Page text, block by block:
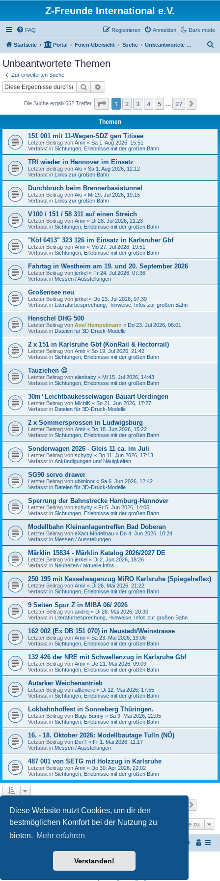
Diese Website nutzt Cookies, um dir den
bestmöglichen Komfort bei der Nutzung zu
bieten. Mehr erfahren
Verstanden!
Z-Freunde International e.V.
Dark mode
FAQ Anmelden
Registrieren
Startseite Portal Foren-Übersicht Suche Unbeantwortete Themen
Unbeantwortete Themen
Zur erweiterten Suche
Suche
Die Suche ergab 652 Treffer Seite 1von 27
1 2 3 4 5 27
Themen
151 001 mit 11-Wagen-SDZ gen Titisee
Letzter Beitrag von Amir « Sa 1. Aug 2026, 15:51
Verfasst in Sichtungen, Erlebnisse mit der großen Bahn
TRI wieder in Hannover im Einsatz
Letzter Beitrag von Aki « Sa 1. Aug 2026, 12:12
Verfasst in Links zur großen Bahn
Durchbruch beim Brennerbasistunnel
Letzter Beitrag von Aki « Mi 29. Jul 2026, 19:15
Verfasst in Links zur großen Bahn
V100 / 151 / 58 311 auf einen Streich
Letzter Beitrag von Amir « Di 28. Jul 2026, 21:23
Verfasst in Sichtungen, Erlebnisse mit der großen Bahn
"Köf 6413" 323 126 im Einsatz in Karlsruher Gbf
Letzter Beitrag von Amir « Mo 27. Jul 2026, 19:51
Verfasst in Sichtungen, Erlebnisse mit der großen Bahn
Fahrtag in Westheim am 19. und 20. September 2026
Letzter Beitrag von jerkel « Fr 24. Jul 2026, 07:36
Verfasst in Messen / Ausstellungen
Großensee neu
Letzter Beitrag von jerkel « Do 23. Jul 2026, 07:39
Verfasst in Literaturbesprechung, -hinweise, Infos zur großen Bahn
Henschel DHG 500
Letzter Beitrag von Axel Hempelmann « Do 23. Jul 2026, 06:01
Verfasst in Dateien für 3D-Druck-Modelle
2 x 151 in Karlsruhe Gbf (KonRail & Hectorrail)
Letzter Beitrag von Amir « So 19. Jul 2026, 21:42
Verfasst in Sichtungen, Erlebnisse mit der großen Bahn
Tauziehen 😉
Letzter Beitrag von elanbaby « Mi 15. Jul 2026, 14:43
Verfasst in Sichtungen, Erlebnisse mit der großen Bahn
30m³ Leichtbaukesselwagen Bauart Uerdingen
Letzter Beitrag von MichiK « So 21. Jun 2026, 17:27
Verfasst in Dateien für 3D-Druck-Modelle
2 x Sommersprossen in Ludwigsburg
Letzter Beitrag von Amir « Do 18. Jun 2026, 15:22
Verfasst in Sichtungen, Erlebnisse mit der großen Bahn
Sonderwagen 2026 - Gleis 11 ca. im Juli
Letzter Beitrag von schyby « Do 11. Jun 2026, 17:13
Verfasst in Ankündigungen und Neuigkeiten
SG90 servo drawer
Letzter Beitrag von ubiminor « Sa 6. Jun 2026, 12:42
Verfasst in Dateien für 3D-Druck-Modelle
Sperrung der Bahnstrecke Hamburg-Hannover
Letzter Beitrag von schyby « Fr 5. Jun 2026, 14:05
Verfasst in Sichtungen, Erlebnisse mit der großen Bahn
Modellbahn Kleinanlagentreffen Bad Doberan
Letzter Beitrag von eXact Modellbau « Do 4. Jun 2026, 10:24
Verfasst in Messen / Ausstellungen
Märklin 15834 - Märklin Katalog 2026/2027 DE
Letzter Beitrag von jerkel « Di 2. Jun 2026, 18:26
Verfasst in Neuheiten / aktuelle Infos
250 195 mit Kesselwagenzug MiRO Karlsruhe (Spiegelreflex)
Letzter Beitrag von Amir « Di 26. Mai 2026, 21:22
Verfasst in Sichtungen, Erlebnisse mit der großen Bahn
9 Seiten Spur Z in MIBA 06/ 2026
Letzter Beitrag von andrej « Di 26. Mai 2026, 20:30
Verfasst in Literaturbesprechung, -hinweise, Infos zur großen Bahn
162 002 (Ex DB 151 070) in Neustadt/Weinstrasse
Letzter Beitrag von Amir « Sa 23. Mai 2026, 19:06
Verfasst in Sichtungen, Erlebnisse mit der großen Bahn
132 426 der NRE mit Schwellenzug in Karlsruhe Gbf
Letzter Beitrag von Amir « Do 21. Mai 2026, 09:09
Verfasst in Sichtungen, Erlebnisse mit der großen Bahn
Autarker Weichenantrieb
Letzter Beitrag von alttenere « Di 12. Mai 2026, 17:55
Verfasst in Sichtungen, Erlebnisse mit der großen Bahn
Lokbahnhoffest in Sonneberg Thüringen.
Letzter Beitrag von Bugs Bunny « Sa 9. Mai 2026, 22:05
Verfasst in Sichtungen, Erlebnisse mit der großen Bahn
16. - 18. Oktober 2026: Modellbautage Tulln (NÖ)
Letzter Beitrag von DerT « Fr 1. Mai 2026, 11:17
Verfasst in Messen / Ausstellungen
487 001 von SETG mit Holzzug in Karlsruhe
Letzter Beitrag von Amir « Do 30. Apr 2026, 22:02
Verfasst in Sichtungen, Erlebnisse mit der großen Bahn
Gehe zu
Powered byphpBB® Forum Software © phpBB Limited
WireSys